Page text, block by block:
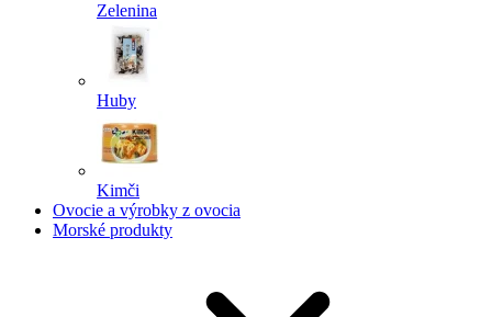
Zelenina
Huby
Kimči
Ovocie a výrobky z ovocia
Morské produkty